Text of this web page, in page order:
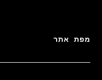
מפת אתר